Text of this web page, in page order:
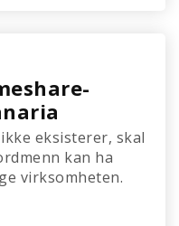
eksisterer, skal
kan ha
virksomheten.